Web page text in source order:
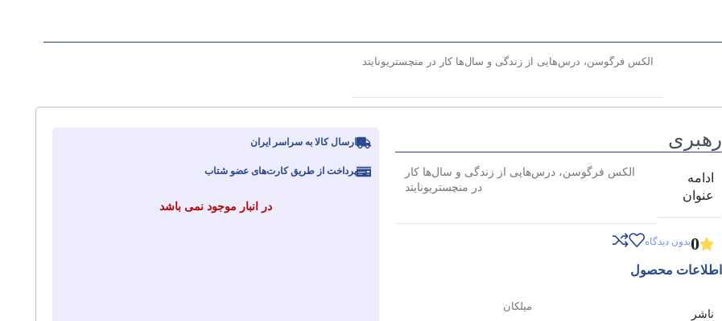
الکس فرگوسن، درس‌هایی از زندگی و سال‌ها کار در منچستریونایتد
رهبری
ادامه
عنوان
الکس فرگوسن، درس‌هایی از زندگی و سال‌ها کار
در منچستریونایتد
0بدون دیدگاه
اطلاعات محصول
ناشر
میلکان
ارسال کالا به سراسر ایران
پرداخت از طریق کارت‌های عضو شتاب
در انبار موجود نمی باشد